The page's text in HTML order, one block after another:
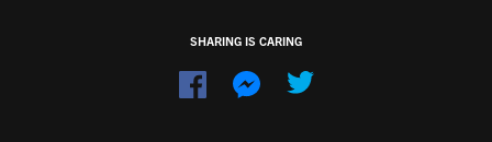
SHARING IS CARING
Dela
Dela